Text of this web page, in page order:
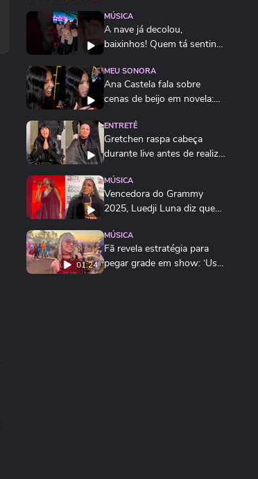
MÚSICA
A nave já decolou,
baixinhos! Quem tá sentindo
MEU SONORA
Ana Castela fala sobre
cenas de beijo em novela:
ENTRETÊ
Gretchen raspa cabeça
durante live antes de realizar
MÚSICA
Vencedora do Grammy
2025, Luedji Luna diz que
01:24
MÚSICA
Fã revela estratégia para
pegar grade em show: ‘Usei